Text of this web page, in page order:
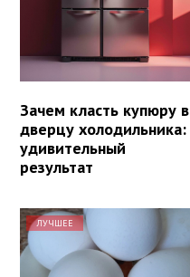
Зачем класть купюру в
дверцу холодильника:
удивительный
результат
ЛУЧШЕЕ